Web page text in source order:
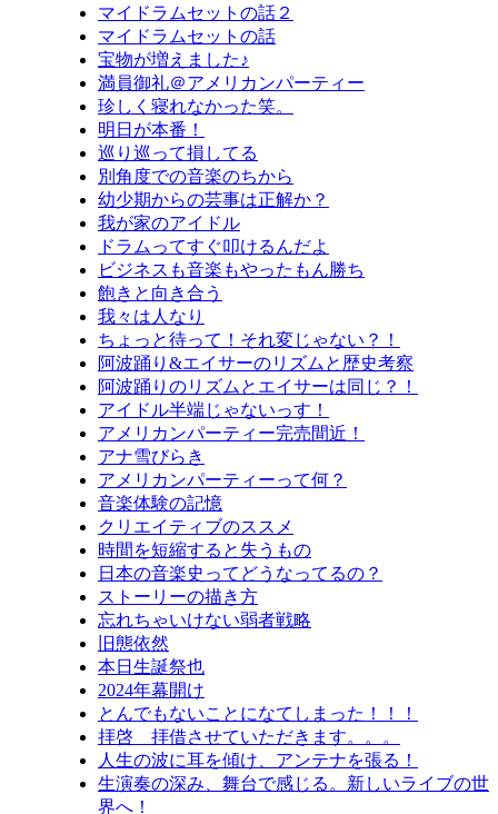
マイドラムセットの話２
マイドラムセットの話
宝物が増えました♪
満員御礼＠アメリカンパーティー
珍しく寝れなかった笑。
明日が本番！
巡り巡って損してる
別角度での音楽のちから
幼少期からの芸事は正解か？
我が家のアイドル
ドラムってすぐ叩けるんだよ
ビジネスも音楽もやったもん勝ち
飽きと向き合う
我々は人なり
ちょっと待って！それ変じゃない？！
阿波踊り&エイサーのリズムと歴史考察
阿波踊りのリズムとエイサーは同じ？！
アイドル半端じゃないっす！
アメリカンパーティー完売間近！
アナ雪びらき
アメリカンパーティーって何？
音楽体験の記憶
クリエイティブのススメ
時間を短縮すると失うもの
日本の音楽史ってどうなってるの？
ストーリーの描き方
忘れちゃいけない弱者戦略
旧態依然
本日生誕祭也
2024年幕開け
とんでもないことになてしまった！！！
拝啓 拝借させていただきます。。。
人生の波に耳を傾け、アンテナを張る！
生演奏の深み、舞台で感じる。新しいライブの世
界へ！